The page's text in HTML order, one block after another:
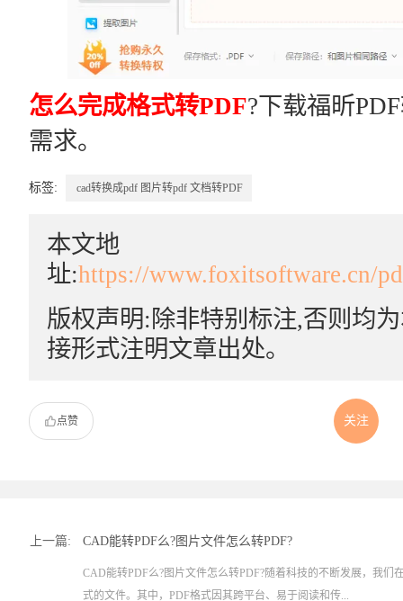
怎么完成格式转PDF?下载福昕
需求。
标签: cad转换成pdf 图片转pdf 文档转PDF
本文地
址:https://www.foxitsoftware.cn/
版权声明:除非特别标注,否则均
接形式注明文章出处。
点赞 关注
上一篇: CAD能转PDF么?图片文件怎么转PDF?
CAD能转PDF么?图片文件怎么转PDF?随着科技的不断发展，我们
式的文件。其中，PDF格式因其跨平台、易于阅读和传...